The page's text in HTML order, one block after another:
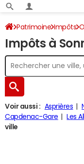
Patrimoine Impôts
Impôt sur le revenu
Impôts à
Voir aussi : Asprières
Capdenac-Gare
Les
ville